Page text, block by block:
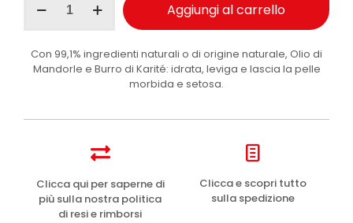
Provenzali
idratante
Olio
Dolci
Aggiungi al carrello
Con 99,1% ingredienti naturali o di origine naturale, Olio di
Mandorle e Burro di Karité: idrata, leviga e lascia la pelle
morbida e setosa.
Clicca qui per saperne di
più sulla nostra politica
di resi e rimborsi
Clicca e scopri tutto
sulla spedizione